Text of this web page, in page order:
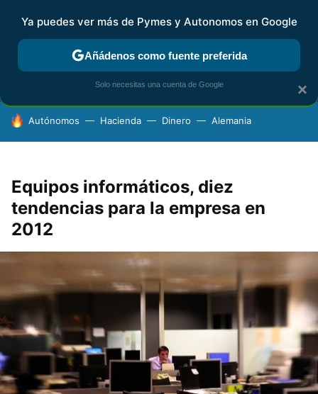
FISCALIDAD Y CONTABILIDAD KIT DIGITAL RENTA
HOY SE HABLA DE
Autónomos Hacienda Dinero Alemania
Equipos informáticos, diez
tendencias para la empresa en
2012
×
Ya puedes ver más de Pymes y Autonomos en Google
Añádenos como fuente preferida
Solo necesitas una cuenta de Google